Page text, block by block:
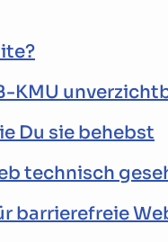
KMU
Du sie behebst
technisch
barrierefreie